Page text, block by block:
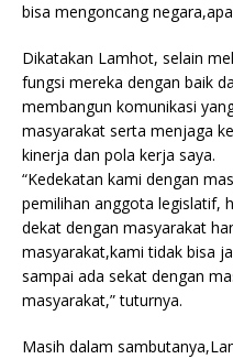
bisa mengoncang
Dikatakan Lamhot, selain
fungsi mereka dengan baik
membangun komunikasi
masyarakat serta menjaga
kinerja dan pola kerja saya.
“Kedekatan kami dengan
pemilihan anggota legislatif,
dekat dengan masyarakat
masyarakat,kami tidak bisa
sampai ada sekat dengan
masyarakat,” tuturnya.
Masih dalam